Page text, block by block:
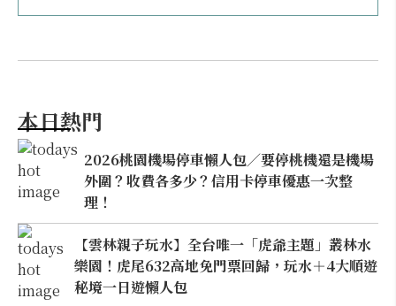
本日熱門
2026桃園機場停車懶人包／要停桃機還是機場
外圍？收費各多少？信用卡停車優惠一次整
理！
【雲林親子玩水】全台唯一「虎爺主題」叢林水
樂園！虎尾632高地免門票回歸，玩水＋4大順遊
秘境一日遊懶人包